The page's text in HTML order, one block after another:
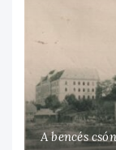
A bencés